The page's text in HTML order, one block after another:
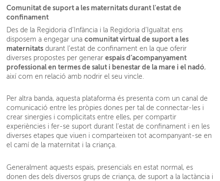
Comunitat de suport a les maternitats durant l'estat de
confinament
Des de la Regidoria d’Infància i la Regidoria d’Igualtat ens
disposem a engegar unacomunitat virtual de suport a les
maternitats durant l’estat de confinament en la que oferir
diverses propostes per generarespais d’acompanyament
professional en termes de salut i benestar de la mare i el nadó,
així com en relació amb nodrir el seu vincle.
Per altra banda, aquesta plataforma és presenta com un canal de
comunicació entre les pròpies dones per tal de connectar-les i
crear sinergies i complicitats entre elles, per compartir
experiències i fer-se suport durant l’estat de confinament i en les
diverses etapes que viuen i comparteixen tot acompanyant-se en
el camí de la maternitat i la criança.
Generalment aquests espais, presencials en estat normal, es
donen des dels diversos grups de criança, de suport a la lactància i